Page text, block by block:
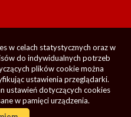
w celach statystycznych oraz w
do indywidualnych potrzeb
plików cookie można
ustawienia przeglądarki.
ustawień dotyczących cookies
w pamięci urządzenia.